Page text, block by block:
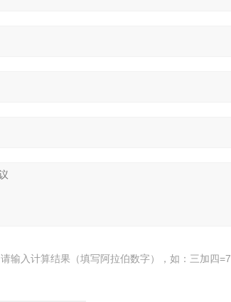
请输入计算结果（填写阿拉伯数字），如：三加四=7